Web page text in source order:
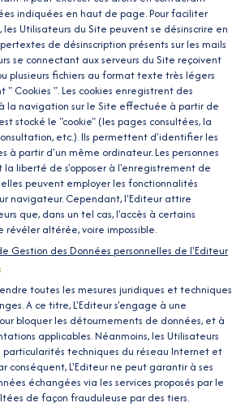
indiquées en haut de page. Pour faciliter
Utilisateurs du Site peuvent se désinscrire en
de désinscription présents sur les mails
se connectant aux serveurs du Site reçoivent
plusieurs fichiers au format texte très légers
" Cookies ". Les cookies enregistrent des
la navigation sur le Site effectuée à partir de
stocké le "cookie" (les pages consultées, la
etc.). Ils permettent d'identifier les
à partir d'un même ordinateur. Les personnes
la liberté de s'opposer à l'enregistrement de
elles peuvent employer les fonctionnalités
navigateur. Cependant, l'Editeur attire
que, dans un tel cas, l'accès à certains
révéler altérée, voire impossible.
Gestion des Données personnelles de l'Editeur
toutes les mesures juridiques et techniques
A ce titre, L'Editeur s'engage à une
bloquer les détournements de données, et à
applicables. Néanmoins, les Utilisateurs
particularités techniques du réseau Internet et
conséquent, L'Editeur ne peut garantir à ses
échangées via les services proposés par le
de façon frauduleuse par des tiers.